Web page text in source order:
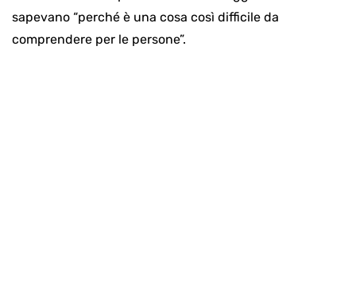
sapevano “perché è una cosa così difficile da
comprendere per le persone”.